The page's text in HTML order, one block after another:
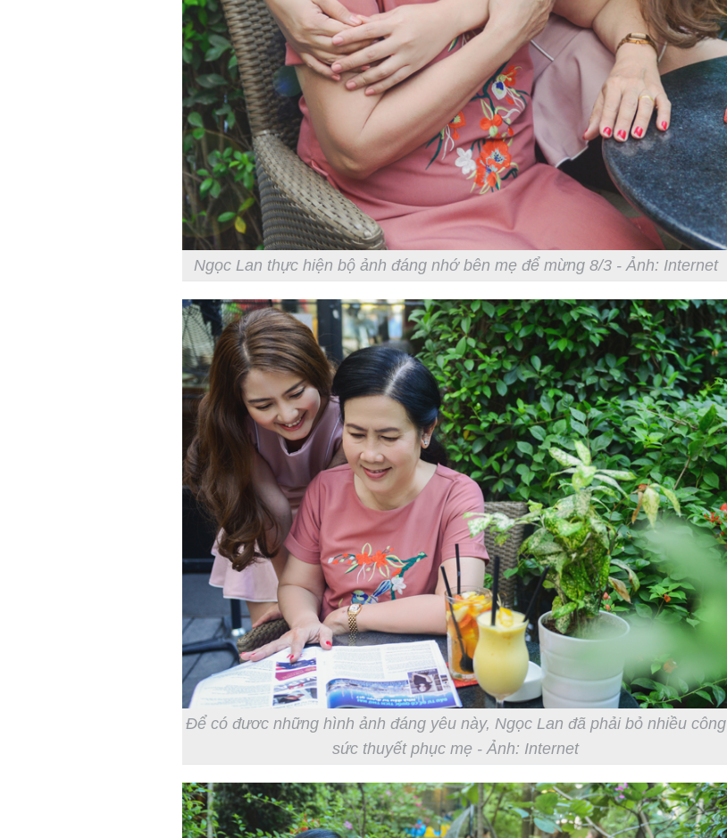
Ngọc Lan thực hiện bộ ảnh đáng nhớ bên mẹ để mừng 8/3 - Ảnh: Internet
Để có đươc những hình ảnh đáng yêu này, Ngọc Lan đã phải bỏ nhiều công
sức thuyết phục mẹ - Ảnh: Internet